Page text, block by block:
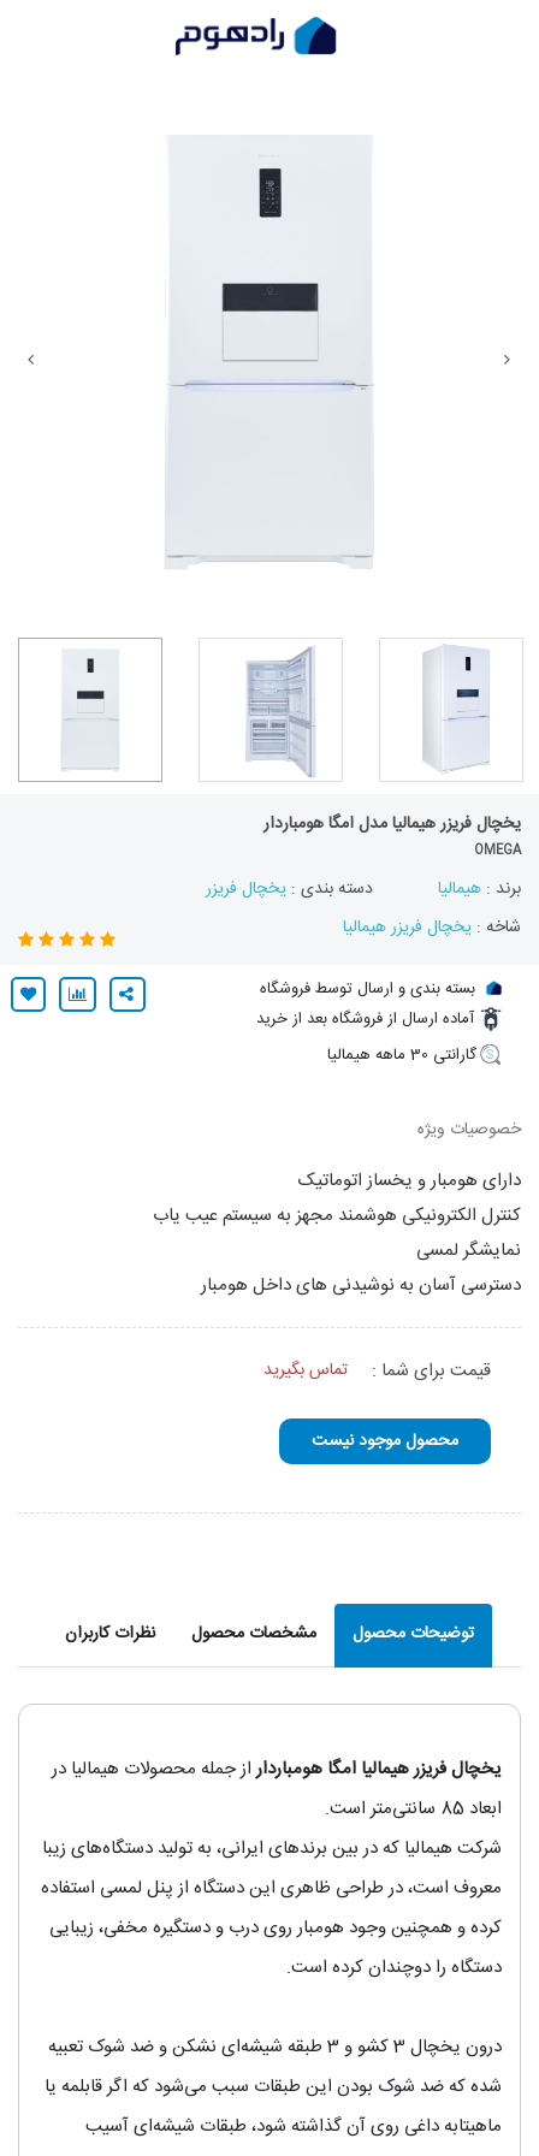
یخچال فریزر هیمالیا مدل امگا هومباردار
یخچال فریزر یخچال فریزر هی ...
یخچال فریزر هیمالیا مدل امگا هومباردار
OMEGA
برند : هیمالیا دسته بندی : یخچال فریزر
شاخه : یخچال فریزر هیمالیا
بسته بندی و ارسال توسط فروشگاه
آماده ارسال از فروشگاه بعد از خرید
گارانتی 30 ماهه هیمالیا
خصوصیات ویژه
دارای هومبار و یخساز اتوماتیک
کنترل الکترونیکی هوشمند مجهز به سیستم عیب یاب
نمایشگر لمسی
دسترسی آسان به نوشیدنی های داخل هومبار
قیمت برای شما : تماس بگیرید
محصول موجود نیست
توضیحات محصول مشخصات محصول نظرات کاربران
یخچال فریزر هیمالیا امگا هومبارداراز جمله محصولات هیمالیا در
ابعاد 85 سانتی‌متر است.
شرکت هیمالیا که در بین برندهای ایرانی، به تولید دستگاه‌های زیبا
معروف است، در طراحی ظاهری این دستگاه از پنل لمسی استفاده
کرده و همچنین وجود هومبار روی درب و دستگیره مخفی، زیبایی
دستگاه را دوچندان کرده است.
درون یخچال 3 کشو و 3 طبقه شیشه‌ای نشکن و ضد شوک تعبیه
شده که ضد شوک بودن این طبقات سبب می‌شود که اگر قابلمه یا
ماهیتابه داغی روی آن گذاشته شود، طبقات شیشه‌ای آسیب